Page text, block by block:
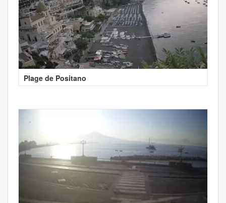
Plage de Positano